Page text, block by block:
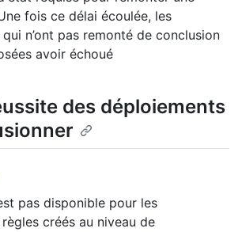
fois ce délai écoulée, les
n’ont pas remonté de conclusion
avoir échoué
des déploiements
pas disponible pour les
créés au niveau de